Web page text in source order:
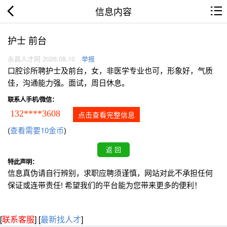
信息内容
护士 前台
永昌人才网 2026.08.10 举报
口腔诊所聘护士及前台，女，非医学专业也可，形象好，气质
佳，沟通能力强。面试，周日休息。
联系人手机/微信：
132****3608 点击查看完整信息
(查看需要10金币)
特此声明：
信息真伪请自行辨别，求职应聘须谨慎，网站对此不承担任何
保证或连带责任! 希望我们的平台能为您带来更多的便利！
[联系客服] [最新找人才]